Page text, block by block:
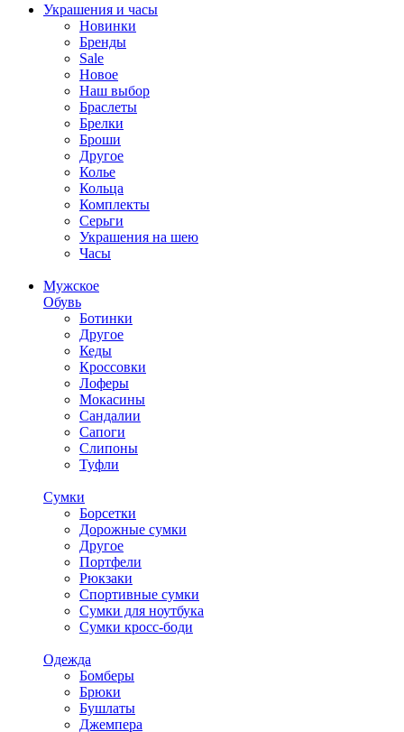
Украшения и часы
Новинки
Бренды
Sale
Новое
Наш выбор
Браслеты
Брелки
Броши
Другое
Колье
Кольца
Комплекты
Серьги
Украшения на шею
Часы
Мужское
Обувь
Ботинки
Другое
Кеды
Кроссовки
Лоферы
Мокасины
Сандалии
Сапоги
Слипоны
Туфли
Сумки
Борсетки
Дорожные сумки
Другое
Портфели
Рюкзаки
Спортивные сумки
Сумки для ноутбука
Сумки кросс-боди
Одежда
Бомберы
Брюки
Бушлаты
Джемпера